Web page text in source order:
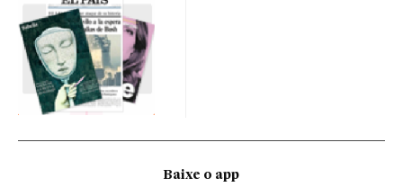
Baixe o app